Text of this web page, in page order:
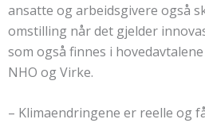
ansatte og arbeidsgivere også
omstilling når det gjelder
som også finnes i
NHO og Virke.
– Klimaendringene er reelle og